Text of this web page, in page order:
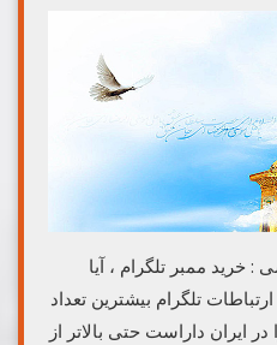
خرید ممبر تلگرام ، آیا
تلگرام بیشترین تعداد
ایران داراست حتی بالاتر از